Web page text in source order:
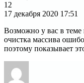
12
17 декабря 2020 17:51
Возможно у вас в теме
очистка массива
поэтому показывает